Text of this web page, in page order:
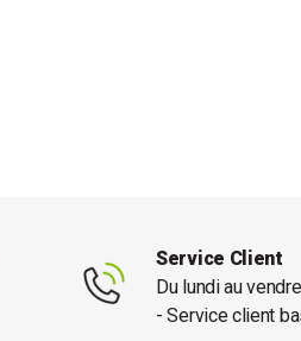
Service Client
Du lundi au
- Service client